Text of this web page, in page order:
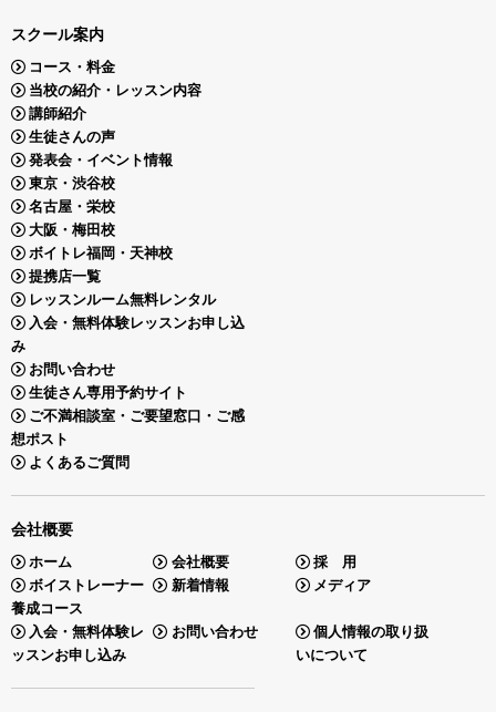
スクール案内
コース・料金
当校の紹介・レッスン内容
講師紹介
生徒さんの声
発表会・イベント情報
東京・渋谷校
名古屋・栄校
大阪・梅田校
ボイトレ福岡・天神校
提携店一覧
レッスンルーム無料レンタル
入会・無料体験レッスンお申し込
み
お問い合わせ
生徒さん専用予約サイト
ご不満相談室・ご要望窓口・ご感
想ポスト
よくあるご質問
会社概要
ホーム 会社概要
採 用
ボイストレーナー
養成コース
新着情報 メディア
入会・無料体験レ
ッスンお申し込み
お問い合わせ
個人情報の取り扱
いについて